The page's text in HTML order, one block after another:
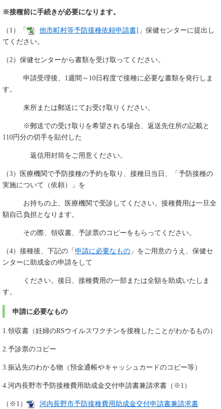
※接種前に手続きが必要になります。
（1）「 他市町村等予防接種依頼申請書] 」保健センターに提出し
てください。
（2）保健センターから書類を受け取ってください。
申請受理後、1週間～10日程度で接種に必要な書類を発行しま
す。
来所または郵送にてお受け取りください。
※郵送での受け取りを希望される場合、返送先住所の記載と
110円分の切手を貼付した
返信用封筒をご用意ください。
（3）医療機関で予防接種の予約を取り、接種日当日、「予防接種の
実施について（依頼）」を
お持ちの上、医療機関で受診してください。接種費用は一旦全
額自己負担となります。
その際、領収書、予診票のコピーをもらってください。
（4）接種後、下記の「 申請に必要なもの 」をご用意のうえ、保健セ
ンターに助成金の申請をして
ください。後日、接種費用の一部または全額を助成いたしま
す。
申請に必要なもの
1.領収書（妊婦のRSウイルスワクチンを接種したことがわかるもの）
2.予診票のコピー
3.振込先のわかる物（預金通帳やキャッシュカードのコピー等）
4.河内長野市予防接種費用助成金交付申請書兼請求書（※1）
（※1） 河内長野市予防接種費用助成金交付申請書兼請求書